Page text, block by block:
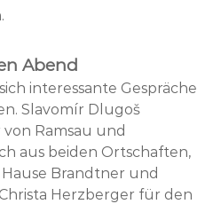
Abend
interessante Gespräche
Slavomír Dlugoš
Ramsau und
aus beiden Ortschaften,
Brandtner und
Herzberger für den